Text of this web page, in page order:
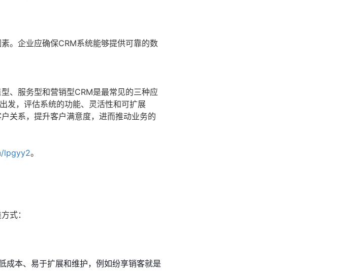
。企业应确保CRM系统能够提供可靠的数
、服务型和营销型CRM是最常见的三种应
发，评估系统的功能、灵活性和可扩展
关系，提升客户满意度，进而推动业务的
lpgyy2。
式：
成本、易于扩展和维护，例如纷享销客就是